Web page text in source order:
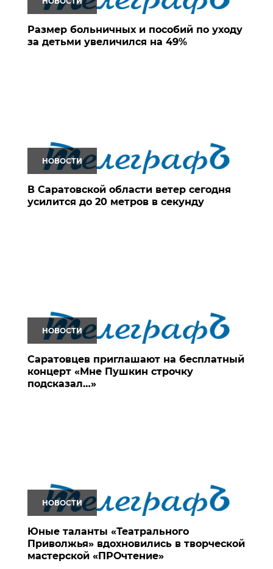
Размер больничных и пособий по уходу
за детьми увеличился на 49%
НОВОСТИ
В Саратовской области ветер сегодня
усилится до 20 метров в секунду
НОВОСТИ
Саратовцев приглашают на бесплатный
концерт «Мне Пушкин строчку
подсказал…»
НОВОСТИ
Юные таланты «Театрального
Приволжья» вдохновились в творческой
мастерской «ПРОчтение»